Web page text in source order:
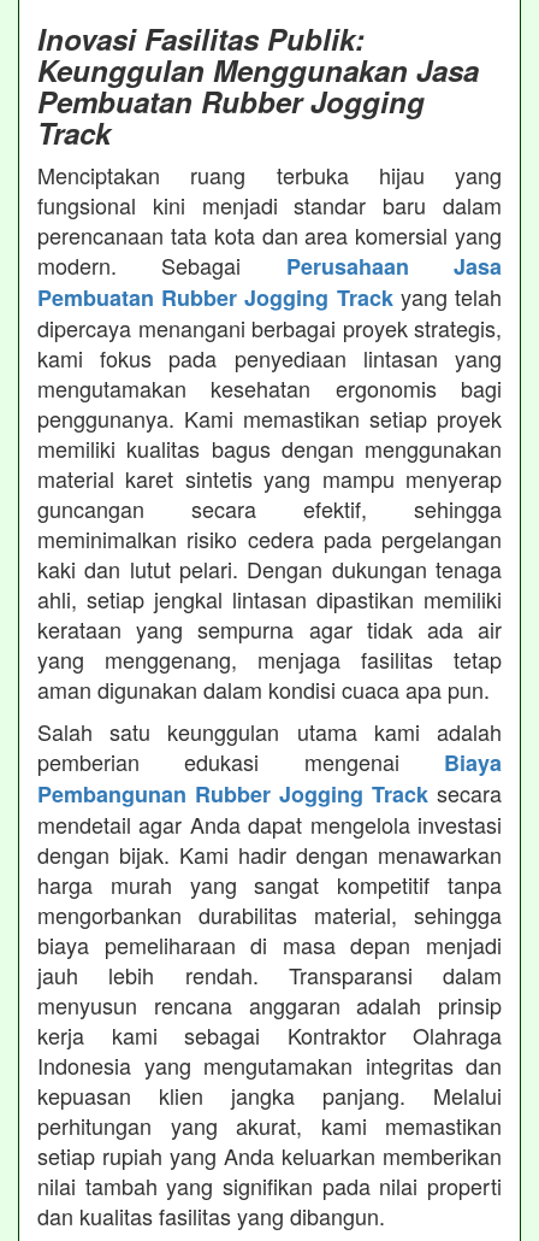
Inovasi Fasilitas Publik:
Keunggulan Menggunakan Jasa
Pembuatan Rubber Jogging
Track
Menciptakan ruang terbuka hijau yang
fungsional kini menjadi standar baru dalam
perencanaan tata kota dan area komersial yang
modern. Sebagai Perusahaan Jasa
Pembuatan Rubber Jogging Trackyang telah
dipercaya menangani berbagai proyek strategis,
kami fokus pada penyediaan lintasan yang
mengutamakan kesehatan ergonomis bagi
penggunanya. Kami memastikan setiap proyek
memiliki kualitas bagus dengan menggunakan
material karet sintetis yang mampu menyerap
guncangan secara efektif, sehingga
meminimalkan risiko cedera pada pergelangan
kaki dan lutut pelari. Dengan dukungan tenaga
ahli, setiap jengkal lintasan dipastikan memiliki
kerataan yang sempurna agar tidak ada air
yang menggenang, menjaga fasilitas tetap
aman digunakan dalam kondisi cuaca apa pun.
Salah satu keunggulan utama kami adalah
pemberian edukasi mengenai Biaya
Pembangunan Rubber Jogging Track secara
mendetail agar Anda dapat mengelola investasi
dengan bijak. Kami hadir dengan menawarkan
harga murah yang sangat kompetitif tanpa
mengorbankan durabilitas material, sehingga
biaya pemeliharaan di masa depan menjadi
jauh lebih rendah. Transparansi dalam
menyusun rencana anggaran adalah prinsip
kerja kami sebagai Kontraktor Olahraga
Indonesia yang mengutamakan integritas dan
kepuasan klien jangka panjang. Melalui
perhitungan yang akurat, kami memastikan
setiap rupiah yang Anda keluarkan memberikan
nilai tambah yang signifikan pada nilai properti
dan kualitas fasilitas yang dibangun.